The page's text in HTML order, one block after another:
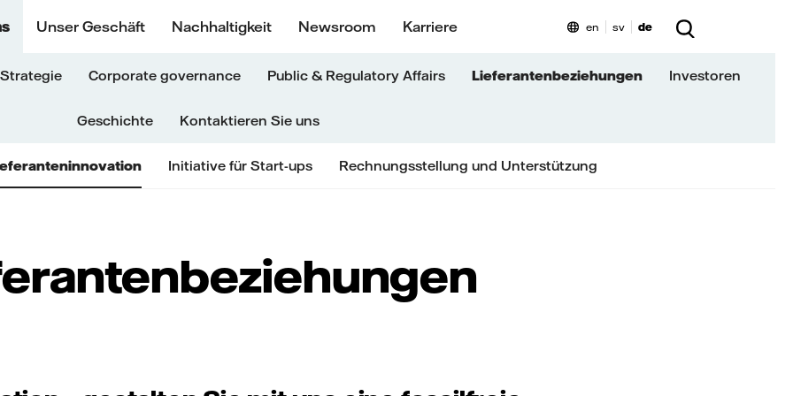
Unser Geschäft Nachhaltigkeit Newsroom Karriere
Corporate governance Public & Regulatory Affairs Lieferantenbeziehungen Investoren
Geschichte Kontaktieren Sie uns
Initiative für Start-ups Rechnungsstellung und Unterstützung
en sv de